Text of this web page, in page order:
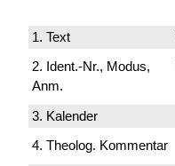
1. Text
2. Ident.-Nr., Modus,
Anm.
3. Kalender
4. Theolog. Kommentar